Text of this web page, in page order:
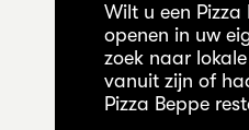
Wilt u een
openen in uw
zoek naar
vanuit zijn of
Pizza Beppe